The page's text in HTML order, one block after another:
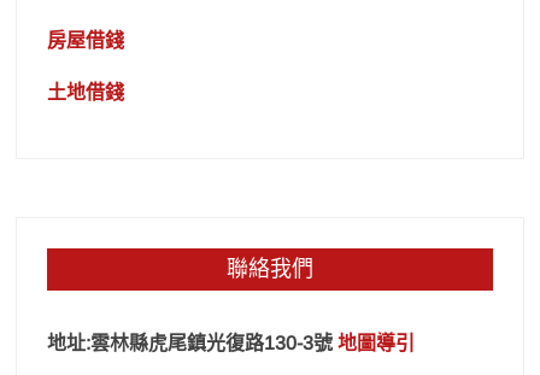
房屋借錢
土地借錢
聯絡我們
地址:雲林縣虎尾鎮光復路130-3號地圖導引